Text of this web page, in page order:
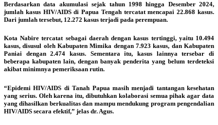
Berdasarkan data akumulasi sejak tahun 1998 hingga Desember 2024,
jumlah kasus HIV/AIDS di Papua Tengah tercatat mencapai 22.868 kasus.
Dari jumlah tersebut, 12.272 kasus terjadi pada perempuan.
Kota Nabire tercatat sebagai daerah dengan kasus tertinggi, yaitu 10.494
kasus, disusul oleh Kabupaten Mimika dengan 7.923 kasus, dan Kabupaten
Paniai dengan 2.474 kasus. Sementara itu, kasus lainnya tersebar di
beberapa kabupaten lain, dengan banyak penderita yang belum terdeteksi
akibat minimnya pemeriksaan rutin.
“Epidemi HIV/AIDS di Tanah Papua masih menjadi tantangan kesehatan
yang serius. Oleh karena itu, dibutuhkan kolaborasi semua pihak agar data
yang dihasilkan berkualitas dan mampu mendukung program pengendalian
HIV/AIDS secara efektif,” jelas dr. Agus.